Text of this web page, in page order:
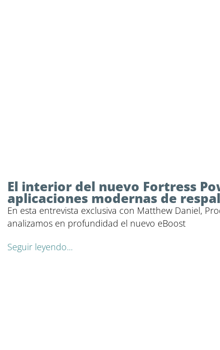
El interior del nuevo Fortress
aplicaciones modernas de
En esta entrevista exclusiva con Matthew Daniel,
analizamos en profundidad el nuevo eBoost
Seguir leyendo...